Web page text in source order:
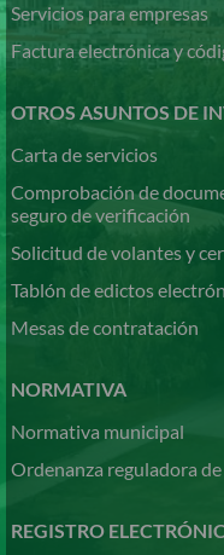
Servicios para empresas
Factura electrónica y
OTROS ASUNTOS DE
Carta de servicios
Comprobación de
seguro de verificación
Solicitud de volantes y
Tablón de edictos
Mesas de contratación
NORMATIVA
Normativa municipal
Ordenanza reguladora
REGISTRO